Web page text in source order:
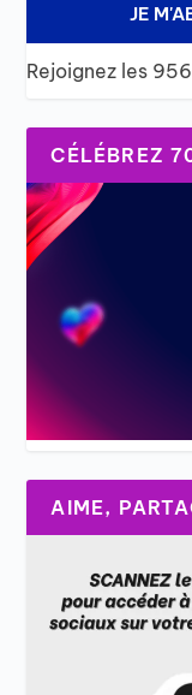
JE
Rejoignez les
CÉLÉBREZ
AIME,